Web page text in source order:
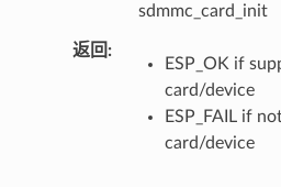
sdmmc_card_init
返回
ESP_OK if
card/device
ESP_FAIL if
card/device